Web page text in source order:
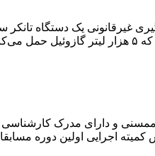
غیرقانونی یک دستگاه
این تانکر را در حالی که ۵
ممسنی و دارای مدرک
اجرایی اولین دوره